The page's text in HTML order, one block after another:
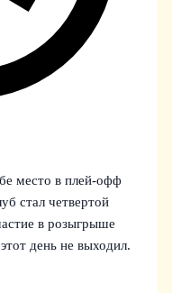
место в плей‑офф
стал четвертой
в розыгрыше
день не выходил.